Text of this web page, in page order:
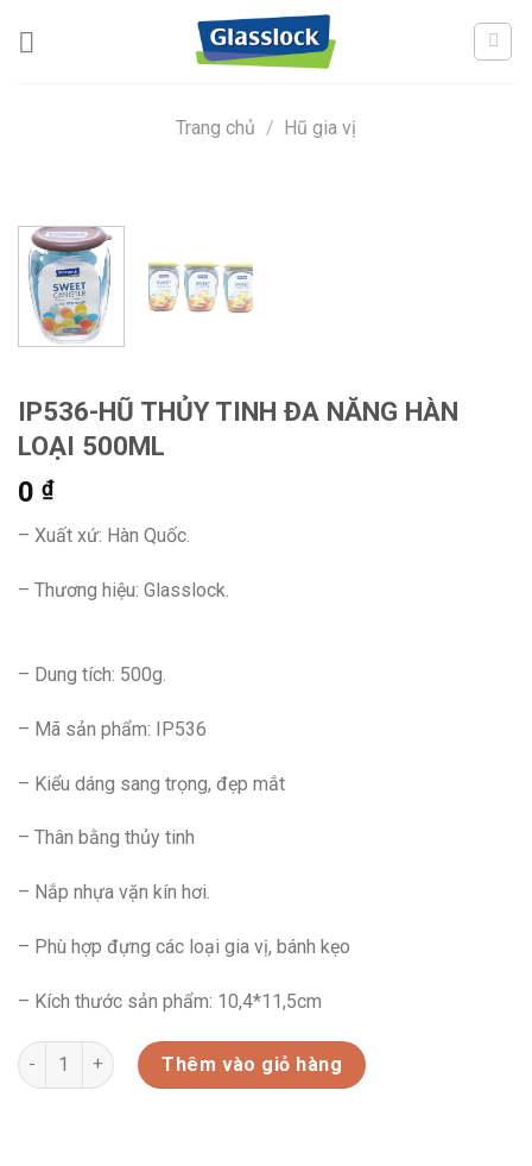
Trang chủ / Hũ gia vị
IP536-HŨ THỦY TINH ĐA NĂNG HÀN
LOẠI 500ML
0 ₫
– Xuất xứ: Hàn Quốc.
– Thương hiệu: Glasslock.
– Dung tích: 500g.
– Mã sản phẩm: IP536
– Kiểu dáng sang trọng, đẹp mắt
– Thân bằng thủy tinh
– Nắp nhựa vặn kín hơi.
– Phù hợp đựng các loại gia vị, bánh kẹo
– Kích thước sản phẩm: 10,4*11,5cm
IP536-HŨ THỦY TINH ĐA NĂNG HÀN LOẠI 500ML số lượng
Thêm vào giỏ hàng